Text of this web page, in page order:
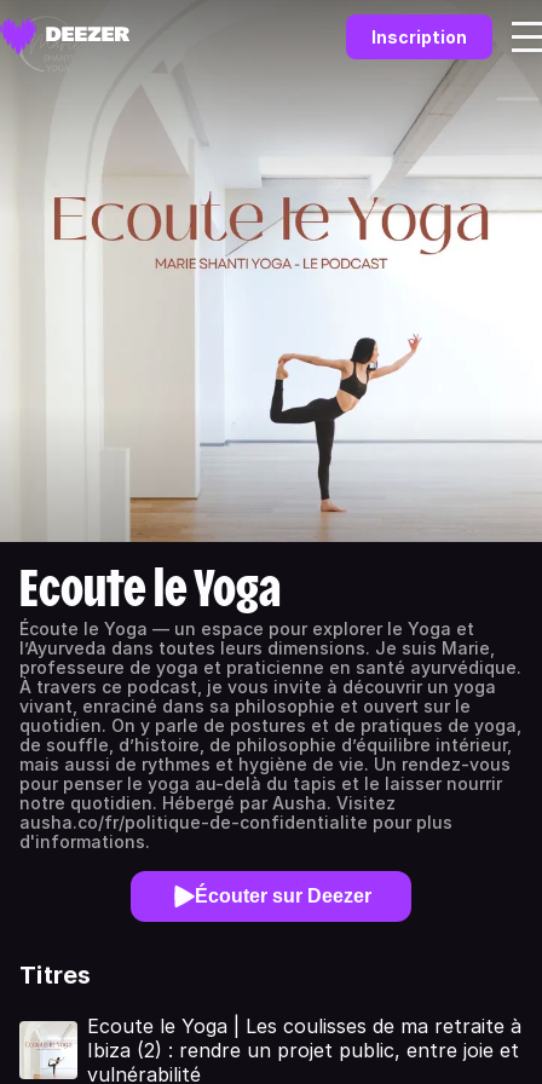
Inscription
Ecoute le Yoga
Écoute le Yoga — un espace pour explorer le Yoga et
l’Ayurveda dans toutes leurs dimensions. Je suis Marie,
professeure de yoga et praticienne en santé ayurvédique.
À travers ce podcast, je vous invite à découvrir un yoga
vivant, enraciné dans sa philosophie et ouvert sur le
quotidien. On y parle de postures et de pratiques de yoga,
de souffle, d’histoire, de philosophie d’équilibre intérieur,
mais aussi de rythmes et hygiène de vie. Un rendez-vous
pour penser le yoga au-delà du tapis et le laisser nourrir
notre quotidien. Hébergé par Ausha. Visitez
ausha.co/fr/politique-de-confidentialite pour plus
d'informations.
Écouter sur Deezer
Titres
Ecoute le Yoga | Les coulisses de ma retraite à
Ibiza (2) : rendre un projet public, entre joie et
vulnérabilité